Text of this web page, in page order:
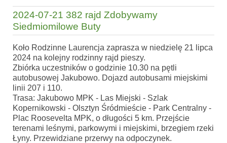
2024-07-21 382 rajd Zdobywamy
Siedmiomilowe Buty
Koło Rodzinne Laurencja zaprasza w niedzielę 21 lipca
2024 na kolejny rodzinny rajd pieszy.
Zbiórka uczestników o godzinie 10.30 na pętli
autobusowej Jakubowo. Dojazd autobusami miejskimi
linii 207 i 110.
Trasa: Jakubowo MPK - Las Miejski - Szlak
Kopernikowski - Olsztyn Śródmieście - Park Centralny -
Plac Roosevelta MPK, o długości 5 km. Przejście
terenami leśnymi, parkowymi i miejskimi, brzegiem rzeki
Łyny. Przewidziane przerwy na odpoczynek.